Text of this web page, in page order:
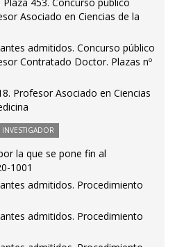
Asociado en Ciencias de la
admitidos. Concurso público
Contratado Doctor. Plazas nº
Profesor Asociado en Ciencias
la que se pone fin al
1001
admitidos. Procedimiento
admitidos. Procedimiento